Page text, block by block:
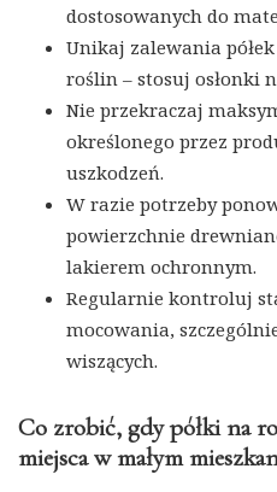
dostosowanych do
Unikaj zalewania
roślin – stosuj osłonki
Nie przekraczaj
określonego przez
uszkodzeń.
W razie potrzeby
powierzchnie
lakierem ochronnym.
Regularnie kontroluj
mocowania,
wiszących.
Co zrobić, gdy półki na
miejsca w małym